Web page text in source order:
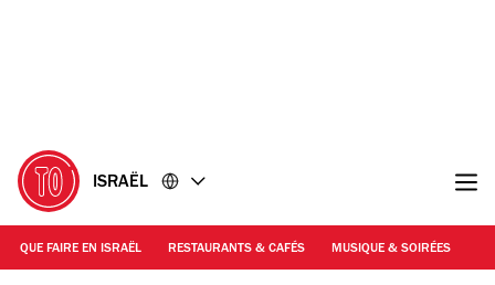
ISRAËL
QUE FAIRE EN ISRAËL RESTAURANTS & CAFÉS MUSIQUE & SOIRÉES
© Amit Gosher